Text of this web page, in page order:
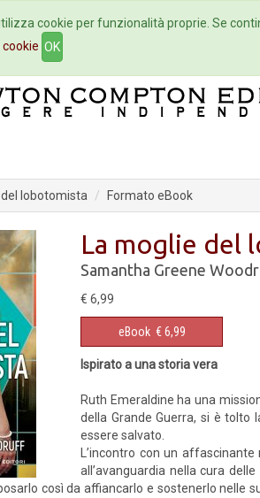
Autori Eventi
del lobotomista Formato eBook
La moglie del
Samantha Greene
€ 6,99
eBook € 6,99
Ispirato a una storia vera
Ruth Emeraldine ha una
della Grande Guerra, si è tolto
essere salvato.
L’incontro con un
all’avanguardia nella cura
così da affiancarlo e sostenerlo
cookie per funzionalità proprie. Se
OK